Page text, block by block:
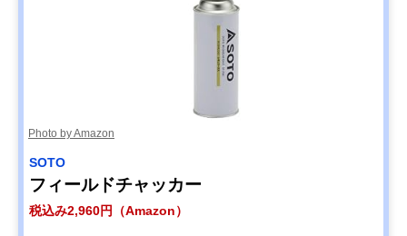
Photo by Amazon
SOTO
フィールドチャッカー
税込み2,960円（Amazon）